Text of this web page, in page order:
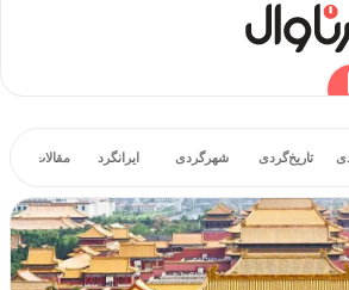
تاریخ‌گردی شهرگردی ایرانگرد مقالات